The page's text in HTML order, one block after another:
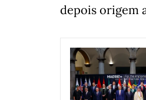
depois origem